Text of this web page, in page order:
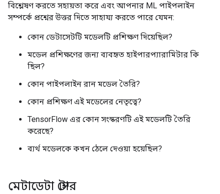
বিশ্লেষণ করতে সহায়তা করে এবং আপনার ML পাইপলাইন
সম্পর্কে প্রশ্নের উত্তর দিতে সাহায্য করতে পারে যেমন:
কোন ডেটাসেটটি মডেলটি প্রশিক্ষণ দিয়েছিল?
মডেল প্রশিক্ষণের জন্য ব্যবহৃত হাইপারপ্যারামিটার কি
ছিল?
কোন পাইপলাইন রান মডেল তৈরি?
কোন প্রশিক্ষণ এই মডেলের নেতৃত্বে?
TensorFlow এর কোন সংস্করণটি এই মডেলটি তৈরি
করেছে?
ব্যর্থ মডেলকে কখন ঠেলে দেওয়া হয়েছিল?
মেটাডেটা স্টোর